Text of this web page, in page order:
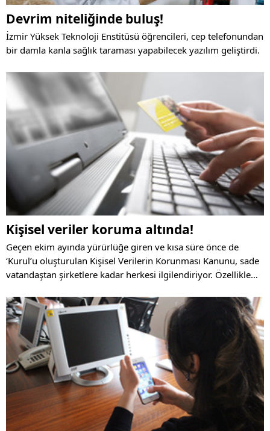
Devrim niteliğinde buluş!
İzmir Yüksek Teknoloji Enstitüsü öğrencileri, cep telefonundan
bir damla kanla sağlık taraması yapabilecek yazılım geliştirdi.
Kişisel veriler koruma altında!
Geçen ekim ayında yürürlüğe giren ve kısa süre önce de
‘Kurul’u oluşturulan Kişisel Verilerin Korunması Kanunu, sade
vatandaştan şirketlere kadar herkesi ilgilendiriyor. Özellikle
gerekecek.